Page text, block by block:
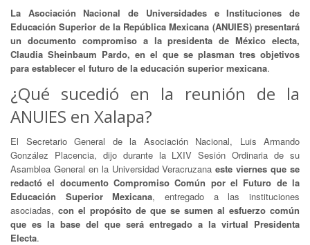
La Asociación Nacional de Universidades e Instituciones de
Educación Superior de la República Mexicana (ANUIES) presentará
un documento compromiso a la presidenta de México electa,
Claudia Sheinbaum Pardo, en el que se plasman tres objetivos
para establecer el futuro de la educación superior mexicana.
¿Qué sucedió en la reunión de la
ANUIES en Xalapa?
El Secretario General de la Asociación Nacional, Luis Armando
González Placencia, dijo durante la LXIV Sesión Ordinaria de su
Asamblea General en la Universidad Veracruzanaeste viernes que se
redactó el documento Compromiso Común por el Futuro de la
Educación Superior Mexicana, entregado a las instituciones
asociadas, con el propósito de que se sumen al esfuerzo común
que es la base del que será entregado a la virtual Presidenta
Electa.